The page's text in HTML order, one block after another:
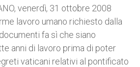
r
venerdì, 31 ottobre 2008
lavoro umano richiesto dalla
fa sì che siano
anni di lavoro prima di poter
vaticani relativi al pontificato